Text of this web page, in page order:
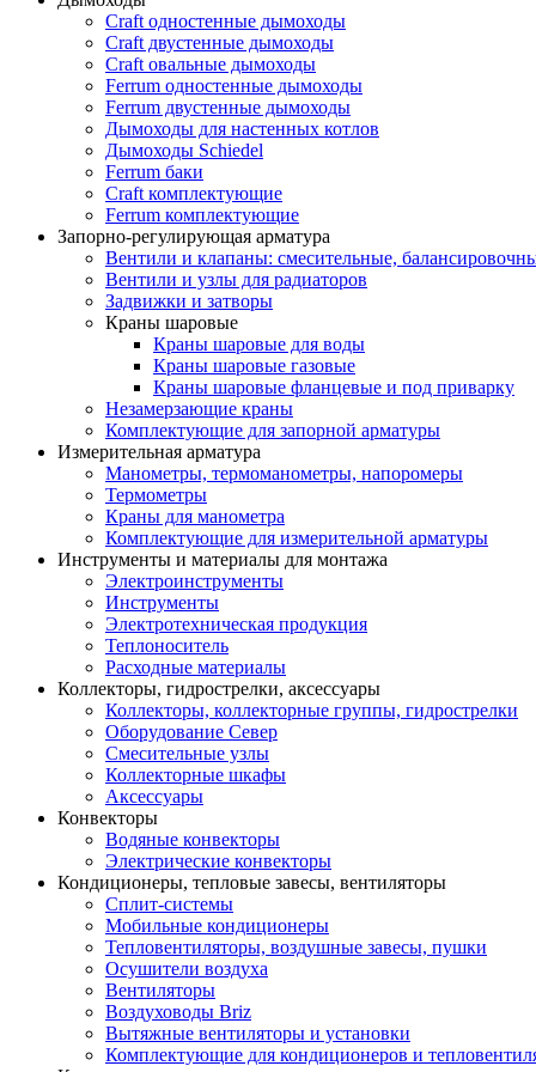
Craft одностенные дымоходы
Craft двустенные дымоходы
Craft овальные дымоходы
Ferrum одностенные дымоходы
Ferrum двустенные дымоходы
Дымоходы для настенных котлов
Дымоходы Schiedel
Ferrum баки
Craft комплектующие
Ferrum комплектующие
Запорно-регулирующая арматура
Вентили и клапаны: смесительные,
Вентили и узлы для радиаторов
Задвижки и затворы
Краны шаровые
Краны шаровые для воды
Краны шаровые газовые
Краны шаровые фланцевые и под приварку
Незамерзающие краны
Комплектующие для запорной арматуры
Измерительная арматура
Манометры, термоманометры, напоромеры
Термометры
Краны для манометра
Комплектующие для измерительной арматуры
Инструменты и материалы для монтажа
Электроинструменты
Инструменты
Электротехническая продукция
Теплоноситель
Расходные материалы
Коллекторы, гидрострелки, аксессуары
Коллекторы, коллекторные группы, гидрострелки
Оборудование Север
Смесительные узлы
Коллекторные шкафы
Аксессуары
Конвекторы
Водяные конвекторы
Электрические конвекторы
Кондиционеры, тепловые завесы, вентиляторы
Сплит-системы
Мобильные кондиционеры
Тепловентиляторы, воздушные завесы, пушки
Осушители воздуха
Вентиляторы
Воздуховоды Briz
Вытяжные вентиляторы и установки
Комплектующие для кондиционеров и